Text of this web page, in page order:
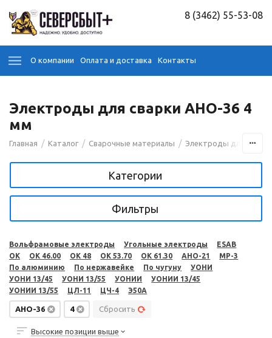
8 (3462) 55-53-08
О компании Оплата и доставка Контакты
Электроды для сварки АНО-36 4
мм
Главная / Каталог / Сварочные материалы / Электроды для сварки
Категории
Фильтры
Вольфрамовые электроды Угольные электроды
ESAB
OK
OK 46.00 OK 48 OK 53.70 OK 61.30 АНО-21
МР-3
По алюминию
По нержавейке По чугуну
УОНИ
УОНИ 13/45
УОНИ 13/55 УОНИИ
УОНИИ 13/45
УОНИИ 13/55
ЦЛ-11 ЦЧ-4 Э50А
АНО-36 4 Сбросить
Высокие позиции выше